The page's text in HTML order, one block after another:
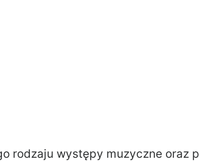
rodzaju występy muzyczne oraz